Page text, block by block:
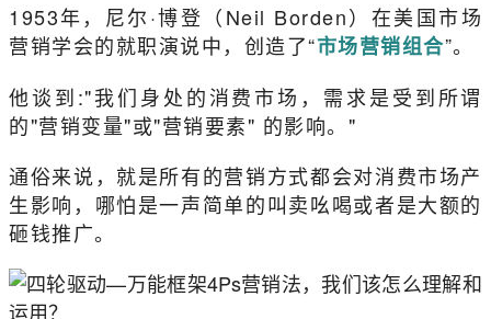
1953年，尼尔·博登（Neil Borden）在美国市场
营销学会的就职演说中，创造了“市场营销组合”。
他谈到:"我们身处的消费市场，需求是受到所谓
的"营销变量"或"营销要素" 的影响。"
通俗来说，就是所有的营销方式都会对消费市场产
生影响，哪怕是一声简单的叫卖吆喝或者是大额的
砸钱推广。